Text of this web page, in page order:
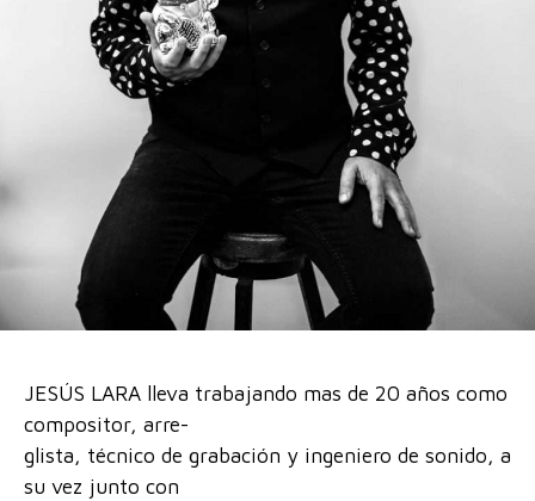
JESÚS LARA lleva trabajando mas de 20 años como
compositor, arre-
glista, técnico de grabación y ingeniero de sonido, a
su vez junto con